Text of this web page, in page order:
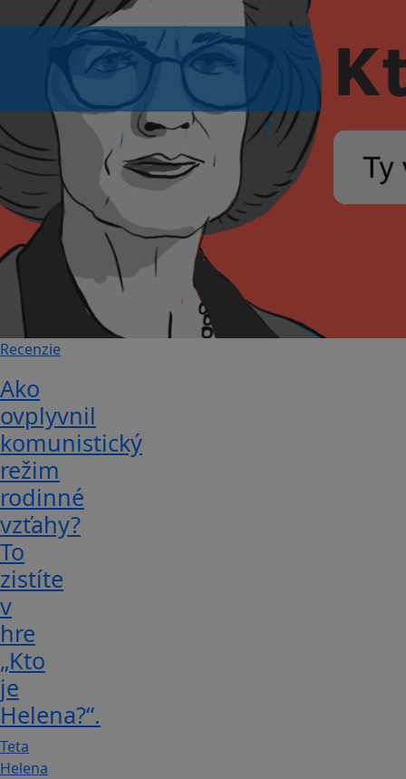
Recenzie
Ako
ovplyvnil
komunistický
režim
rodinné
vzťahy?
To
zistíte
v
hre
„Kto
je
Helena?“.
Teta
Helena